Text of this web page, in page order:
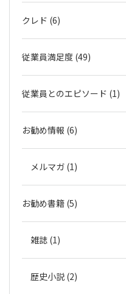
クレド (6)
従業員満足度 (49)
従業員とのエピソード (1)
お勧め情報 (6)
メルマガ (1)
お勧め書籍 (5)
雑誌 (1)
歴史小説 (2)